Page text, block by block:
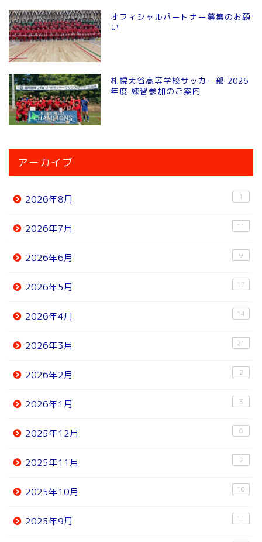
オフィシャルパートナー募集のお願
い
札幌大谷高等学校サッカー部 2026
年度 練習参加のご案内
アーカイブ
2026年8月 1
2026年7月 11
2026年6月 9
2026年5月 17
2026年4月 14
2026年3月 21
2026年2月 2
2026年1月 3
2025年12月 6
2025年11月 2
2025年10月 10
2025年9月 11